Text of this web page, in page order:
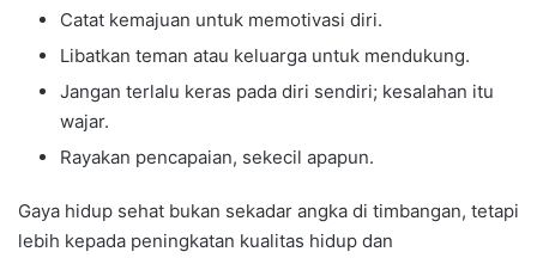
Catat kemajuan untuk memotivasi diri.
Libatkan teman atau keluarga untuk mendukung.
Jangan terlalu keras pada diri sendiri; kesalahan itu
wajar.
Rayakan pencapaian, sekecil apapun.
Gaya hidup sehat bukan sekadar angka di timbangan, tetapi
lebih kepada peningkatan kualitas hidup dan